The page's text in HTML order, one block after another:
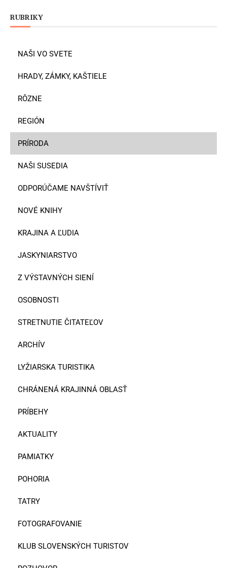
RUBRIKY
NAŠI VO SVETE
HRADY, ZÁMKY, KAŠTIELE
RÔZNE
REGIÓN
PRÍRODA
NAŠI SUSEDIA
ODPORÚČAME NAVŠTÍVIŤ
NOVÉ KNIHY
KRAJINA A ĽUDIA
JASKYNIARSTVO
Z VÝSTAVNÝCH SIENÍ
OSOBNOSTI
STRETNUTIE ČITATEĽOV
ARCHÍV
LYŽIARSKA TURISTIKA
CHRÁNENÁ KRAJINNÁ OBLASŤ
PRÍBEHY
AKTUALITY
PAMIATKY
POHORIA
TATRY
FOTOGRAFOVANIE
KLUB SLOVENSKÝCH TURISTOV